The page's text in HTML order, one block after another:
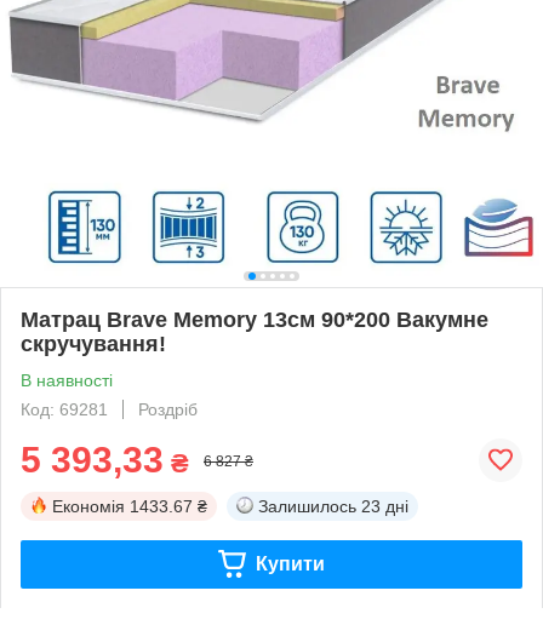
Матрац Brave Memory 13см 90*200 Вакумне
скручування!
В наявності
Код: 69281
Роздріб
5 393,33 ₴ 6 827 ₴
Економія 1433.67 ₴ Залишилось 23 дні
Купити